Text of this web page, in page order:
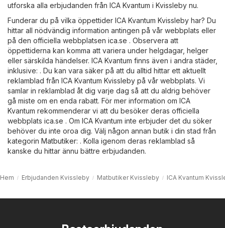
utforska alla erbjudanden från ICA Kvantum i Kvissleby nu.
Funderar du på vilka öppettider ICA Kvantum Kvissleby har? Du
hittar all nödvändig information antingen på vår webbplats eller
på den officiella webbplatsen ica.se . Observera att
öppettiderna kan komma att variera under helgdagar, helger
eller särskilda händelser. ICA Kvantum finns även i andra städer,
inklusive: . Du kan vara säker på att du alltid hittar ett aktuellt
reklamblad från ICA Kvantum Kvissleby på vår webbplats. Vi
samlar in reklamblad åt dig varje dag så att du aldrig behöver
gå miste om en enda rabatt. För mer information om ICA
Kvantum rekommenderar vi att du besöker deras officiella
webbplats ica.se . Om ICA Kvantum inte erbjuder det du söker
behöver du inte oroa dig. Välj någon annan butik i din stad från
kategorin Matbutiker: . Kolla igenom deras reklamblad så
kanske du hittar ännu bättre erbjudanden.
Hem Erbjudanden Kvissleby Matbutiker Kvissleby ICA Kvantum